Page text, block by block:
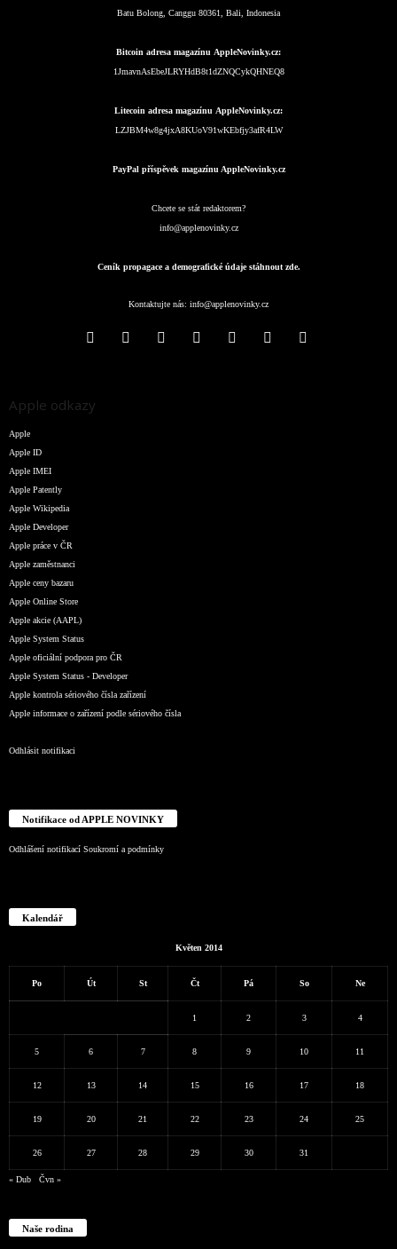
Batu Bolong, Canggu 80361, Bali, Indonesia
Bitcoin adresa magazínu AppleNovinky.cz:
1JmavnAsEbeJLRYHdB8t1dZNQCykQHNEQ8
Litecoin adresa magazínu AppleNovinky.cz:
LZJBM4w8g4jxA8KUoV91wKEbfjy3afR4LW
PayPal příspěvek magazínu AppleNovinky.cz
Chcete se stát redaktorem?
info@applenovinky.cz
Ceník propagace a demografické údaje stáhnout zde.
Kontaktujte nás: info@applenovinky.cz
Apple odkazy
Apple
Apple ID
Apple IMEI
Apple Patently
Apple Wikipedia
Apple Developer
Apple práce v ČR
Apple zaměstnanci
Apple ceny bazaru
Apple Online Store
Apple akcie (AAPL)
Apple System Status
Apple oficiální podpora pro ČR
Apple System Status - Developer
Apple kontrola sériového čísla zařízení
Apple informace o zařízení podle sériového čísla
Odhlásit notifikaci
Notifikace od APPLE NOVINKY
Odhlášení notifikací Soukromí a podmínky
Kalendář
Květen 2014
Po Út St Čt Pá So Ne
1 2 3 4
5 6 7 8 9 10 11
12 13 14 15 16 17 18
19 20 21 22 23 24 25
26 27 28 29 30 31
« Dub Čvn »
Naše rodina